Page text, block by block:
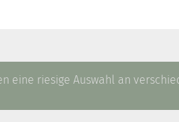
haben wir am Donnerstag, 6.
eine riesige Auswahl an